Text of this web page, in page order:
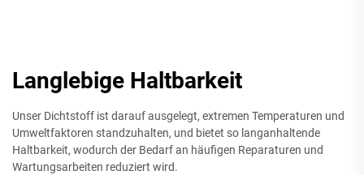
Langlebige Haltbarkeit
Unser Dichtstoff ist darauf ausgelegt, extremen Temperaturen und
Umweltfaktoren standzuhalten, und bietet so langanhaltende
Haltbarkeit, wodurch der Bedarf an häufigen Reparaturen und
Wartungsarbeiten reduziert wird.